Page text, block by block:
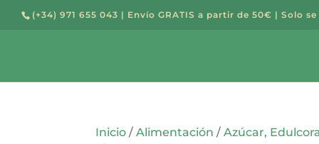
(+34) 971 655 043 | Envío GRATIS a partir de 50€ | Solo
Inicio /Alimentación /Azúcar,